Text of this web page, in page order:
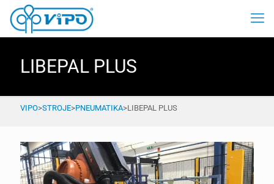
LIBEPAL PLUS
VIPO>STROJE>PNEUMATIKA>LIBEPAL PLUS